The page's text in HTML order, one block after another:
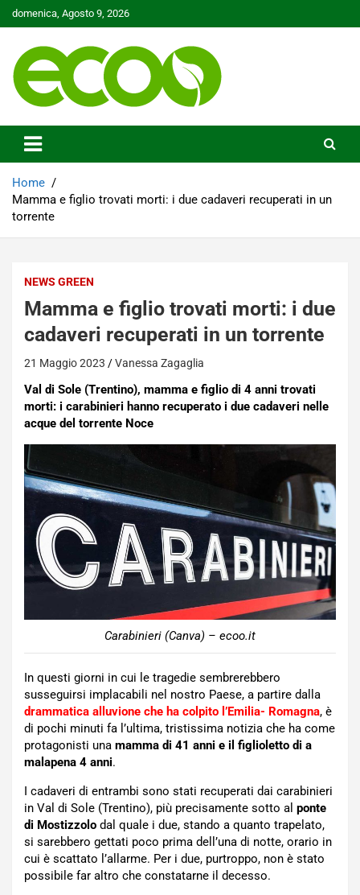
Skip
to
domenica, Agosto 9, 2026
Ecoo.it
Home
Mamma e figlio trovati morti: i due cadaveri recuperati in un
torrente
NEWS GREEN
Mamma e figlio trovati morti: i due
cadaveri recuperati in un torrente
21 Maggio 2023 Vanessa Zagaglia
Val di Sole (Trentino), mamma e figlio di 4 anni trovati
morti: i carabinieri hanno recuperato i due cadaveri nelle
acque del torrente Noce
Carabinieri (Canva) – ecoo.it
In questi giorni in cui le tragedie sembrerebbero
susseguirsi implacabili nel nostro Paese, a partire dalla
drammatica alluvione che ha colpito l’Emilia- Romagna, è
di pochi minuti fa l’ultima, tristissima notizia che ha come
protagonisti una mamma di 41 anni e il figlioletto di a
malapena 4 anni.
I cadaveri di entrambi sono stati recuperati dai carabinieri
in Val di Sole (Trentino), più precisamente sotto al ponte
di Mostizzolo dal quale i due, stando a quanto trapelato,
si sarebbero gettati poco prima dell’una di notte, orario in
cui è scattato l’allarme. Per i due, purtroppo, non è stato
possibile far altro che constatarne il decesso.